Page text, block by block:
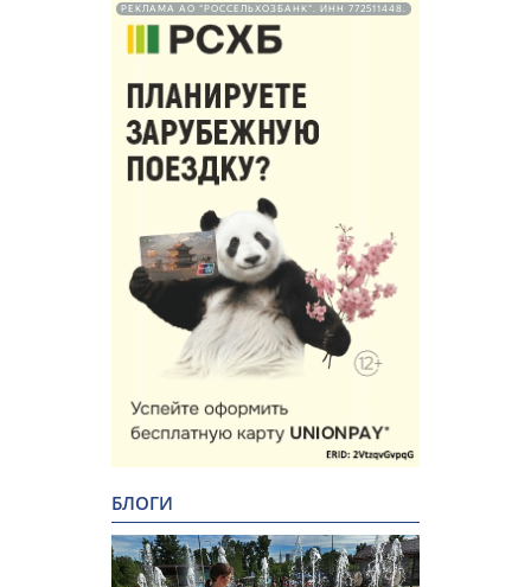
РЕКЛАМА АО "РОССЕЛЬХОЗБАНК". ИНН 772511448.
БЛОГИ